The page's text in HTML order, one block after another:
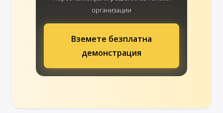
организации
Вземете безплатна
демонстрация